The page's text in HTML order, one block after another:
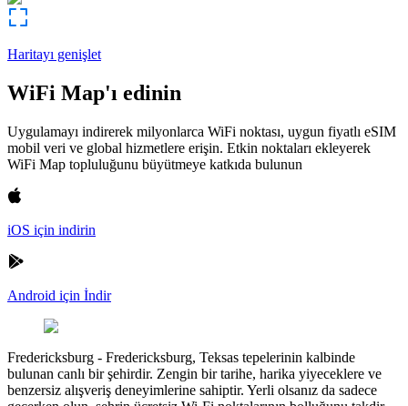
Haritayı genişlet
WiFi Map'ı edinin
Uygulamayı indirerek milyonlarca WiFi noktası, uygun fiyatlı eSIM
mobil veri ve global hizmetlere erişin. Etkin noktaları ekleyerek
WiFi Map topluluğunu büyütmeye katkıda bulunun
iOS için indirin
Android için İndir
Fredericksburg - Fredericksburg, Teksas tepelerinin kalbinde
bulunan canlı bir şehirdir. Zengin bir tarihe, harika yiyeceklere ve
benzersiz alışveriş deneyimlerine sahiptir. Yerli olsanız da sadece